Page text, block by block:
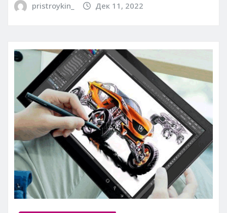
pristroykin_ Дек 11, 2022